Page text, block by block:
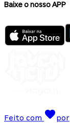
Baixe o nosso APP
Feito com
por